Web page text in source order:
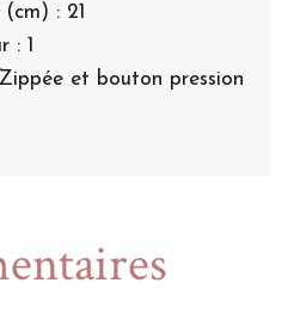
: 21
: 1
et bouton pression